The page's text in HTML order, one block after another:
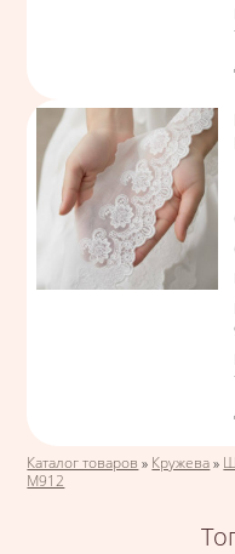
Вы здесь
Каталог товаров » Кружева »
М912